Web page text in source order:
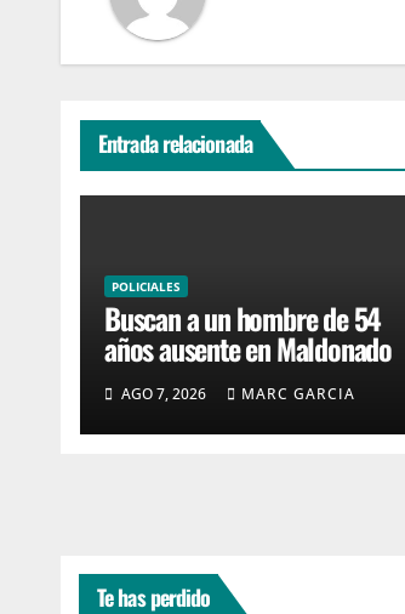
Entrada relacionada
POLICIALES
Buscan a un hombre de 54
años ausente en Maldonado
AGO 7, 2026 MARC GARCIA
Te has perdido